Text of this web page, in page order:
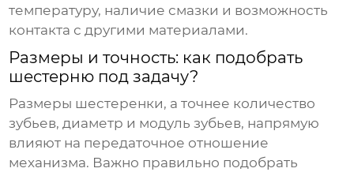
температуру, наличие смазки и возможность
контакта с другими материалами.
Размеры и точность: как подобрать
шестерню под задачу?
Размеры шестеренки, а точнее количество
зубьев, диаметр и модуль зубьев, напрямую
влияют на передаточное отношение
механизма. Важно правильно подобрать